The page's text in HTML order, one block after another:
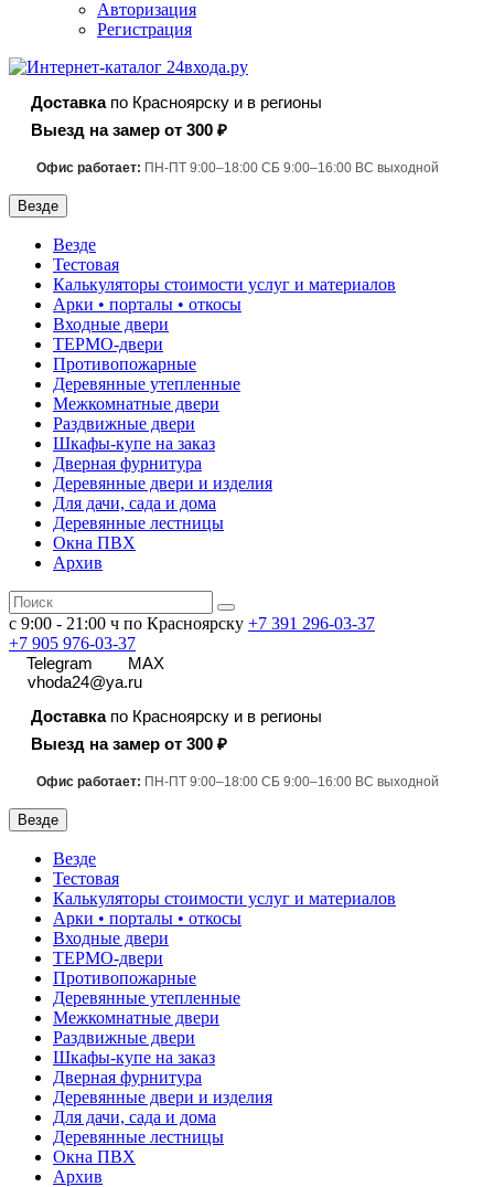
Авторизация
Регистрация
Доставкапо Красноярску и в регионы
Выезд на замер от 300 ₽
Офис работает: ПН-ПТ 9:00–18:00 СБ 9:00–16:00 ВС выходной
Везде
Везде
Тестовая
Калькуляторы стоимости услуг и материалов
Арки • порталы • откосы
Входные двери
ТЕРМО-двери
Противопожарные
Деревянные утепленные
Межкомнатные двери
Раздвижные двери
Шкафы-купе на заказ
Дверная фурнитура
Деревянные двери и изделия
Для дачи, сада и дома
Деревянные лестницы
Окна ПВХ
Архив
с 9:00 - 21:00 ч по Красноярску +7 391 296-03-37
+7 905 976-03-37
Telegram
MAX
vhoda24@ya.ru
Доставкапо Красноярску и в регионы
Выезд на замер от 300 ₽
Офис работает: ПН-ПТ 9:00–18:00 СБ 9:00–16:00 ВС выходной
Везде
Везде
Тестовая
Калькуляторы стоимости услуг и материалов
Арки • порталы • откосы
Входные двери
ТЕРМО-двери
Противопожарные
Деревянные утепленные
Межкомнатные двери
Раздвижные двери
Шкафы-купе на заказ
Дверная фурнитура
Деревянные двери и изделия
Для дачи, сада и дома
Деревянные лестницы
Окна ПВХ
Архив